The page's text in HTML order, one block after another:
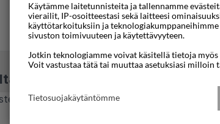
Käytämme laitetunnisteita ja tallennamme
vierailit, IP-osoitteestasi sekä laitteesi
käyttötarkoituksiin ja
sivuston toimivuuteen ja käytettävyyteen.
Jotkin teknologiamme voivat käsitellä tietoja
Voit vastustaa tätä tai muuttaa asetuksiasi milloin
Tietosuojakäytäntömme